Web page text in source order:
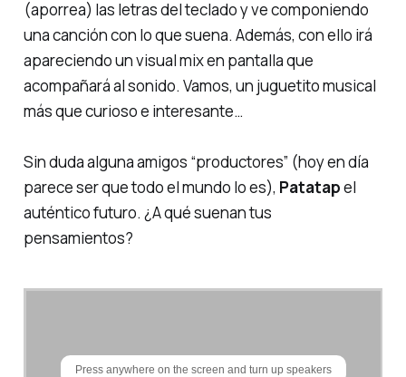
(aporrea) las letras del teclado y ve componiendo
una canción con lo que suena. Además, con ello irá
apareciendo unvisual mixen pantalla que
acompañará al sonido. Vamos, un juguetito musical
más que curioso e interesante…
Sin duda alguna amigos “productores” (hoy en día
parece ser que todo el mundo lo es), Patatapel
auténtico futuro. ¿A qué suenan tus
pensamientos?